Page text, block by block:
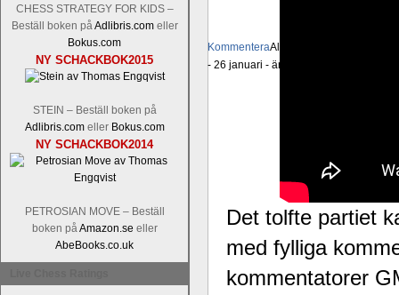
CHESS STRATEGY FOR KIDS –
Beställ boken på Adlibris.comeller
Bokus.com
NY SCHACKBOK2015
STEIN – Beställ boken på
Adlibris.comeller Bokus.com
NY SCHACKBOK2014
PETROSIAN MOVE – Beställ
boken på Amazon.se eller
AbeBooks.co.uk
KommenteraAlingsås Schacksällskap
- 26 januari - är det premiär för
Det tolfte partiet
med fylliga
kommentatorer